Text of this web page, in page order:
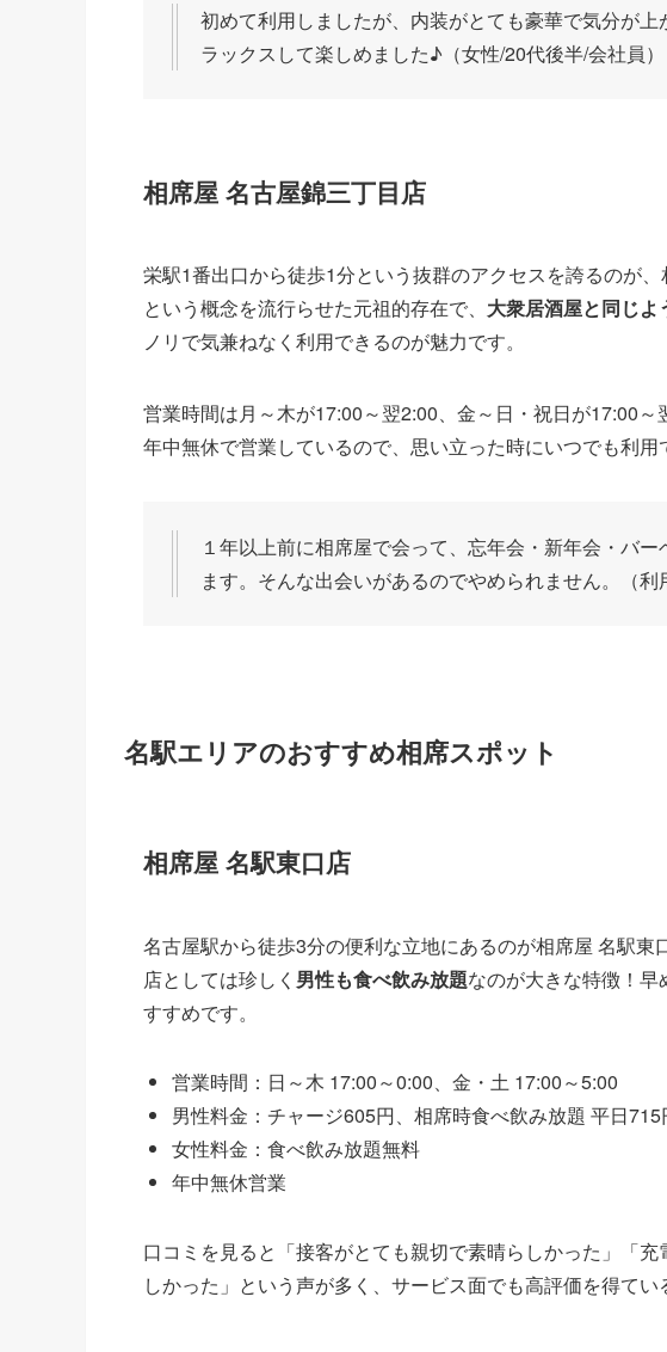
初めて利用しましたが、内装がとても豪華で気分が
ラックスして楽しめました♪（女性/20代後半/会社員）
相席屋 名古屋錦三丁目店
栄駅1番出口から徒歩1分という抜群のアクセスを誇るのが
という概念を流行らせた元祖的存在で、 大衆居酒屋と同じ
ノリで気兼ねなく利用できるのが魅力です。
営業時間は月～木が17:00～翌2:00、金～日・祝日が17:00～
年中無休で営業しているので、思い立った時にいつでも利用
１年以上前に相席屋で会って、忘年会・新年会・バ
ます。そんな出会いがあるのでやめられません。（利
名駅エリアのおすすめ相席スポット
相席屋 名駅東口店
名古屋駅から徒歩3分の便利な立地にあるのが相席屋 名駅
店としては珍しく 男性も食べ飲み放題なのが大きな特徴！
すすめです。
営業時間：日～木 17:00～0:00、金・土 17:00～5:00
男性料金：チャージ605円、相席時食べ飲み放題 平日
女性料金：食べ飲み放題無料
年中無休営業
口コミを見ると「接客がとても親切で素晴らしかった」「
しかった」という声が多く、サービス面でも高評価を得てい